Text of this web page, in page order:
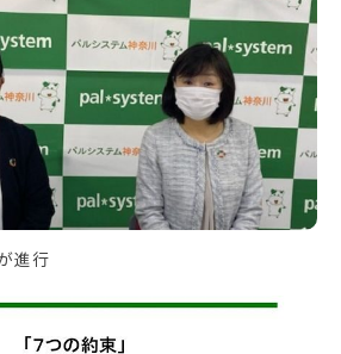
進行